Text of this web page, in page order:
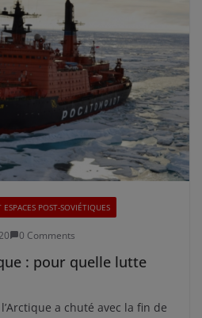
ESPACES POST-SOVIÉTIQUES
0 Comments
: pour quelle lutte
a chuté avec la fin de